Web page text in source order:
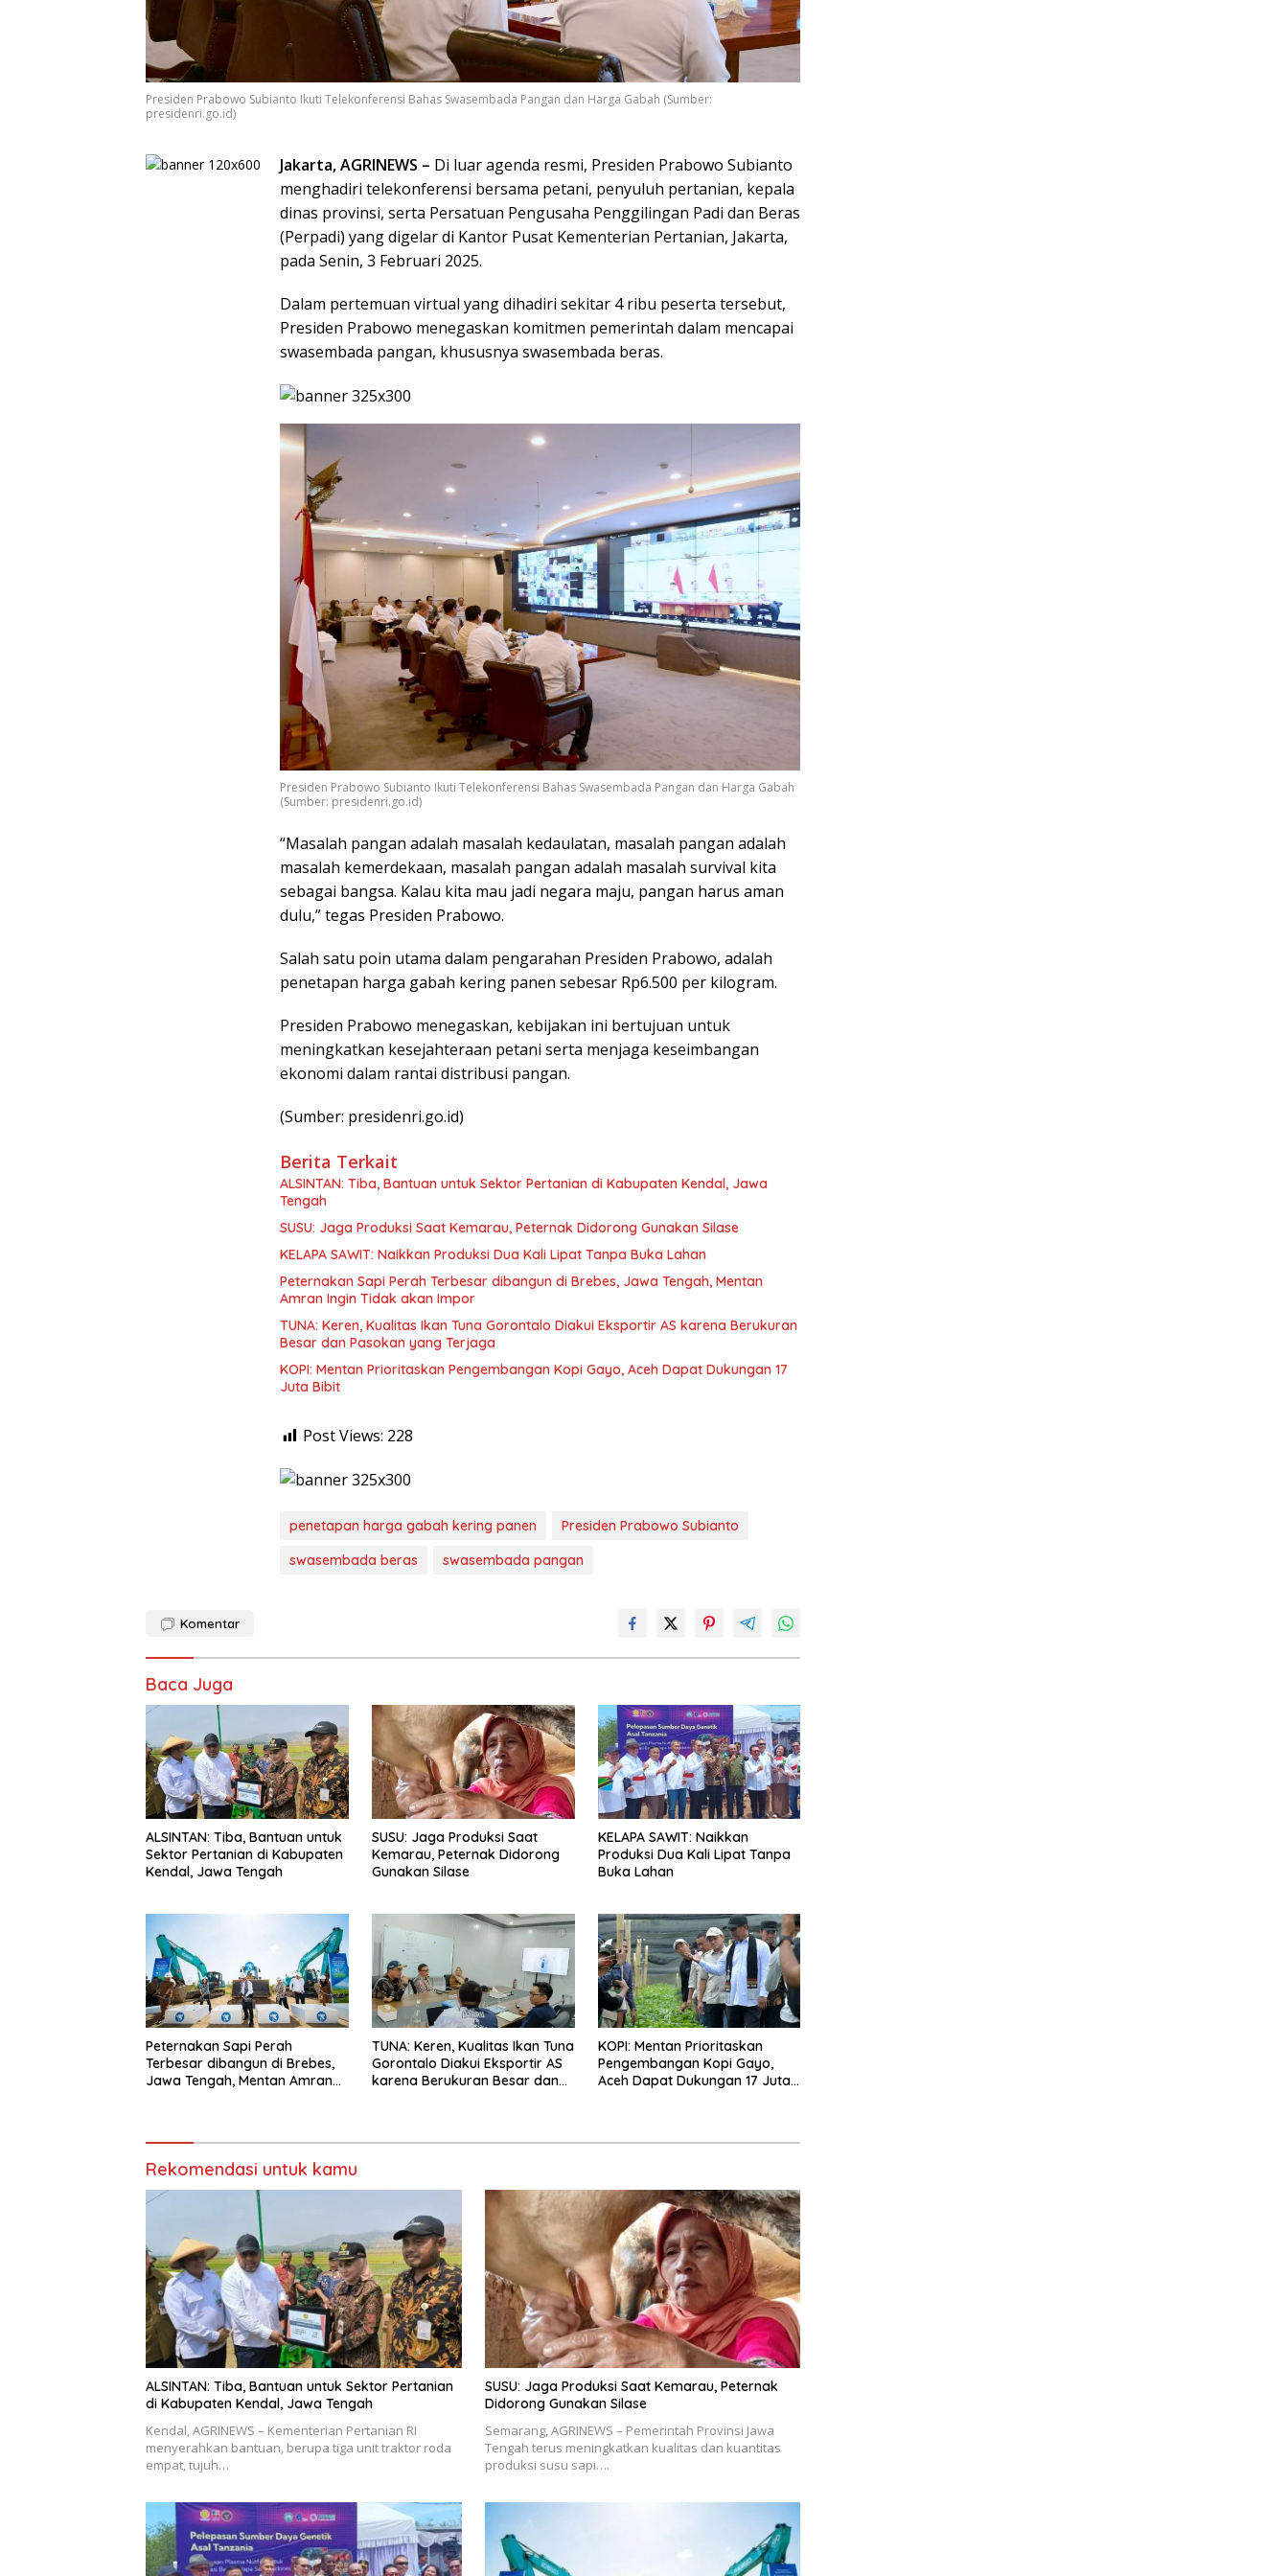
Presiden Prabowo Subianto Ikuti Telekonferensi Bahas Swasembada Pangan dan Harga Gabah (Sumber:
presidenri.go.id)
Jakarta, AGRINEWS – Di luar agenda resmi, Presiden Prabowo Subianto
menghadiri telekonferensi bersama petani, penyuluh pertanian, kepala
dinas provinsi, serta Persatuan Pengusaha Penggilingan Padi dan Beras
(Perpadi) yang digelar di Kantor Pusat Kementerian Pertanian, Jakarta,
pada Senin, 3 Februari 2025.
Dalam pertemuan virtual yang dihadiri sekitar 4 ribu peserta tersebut,
Presiden Prabowo menegaskan komitmen pemerintah dalam mencapai
swasembada pangan, khususnya swasembada beras.
Presiden Prabowo Subianto Ikuti Telekonferensi Bahas Swasembada Pangan dan Harga Gabah
(Sumber: presidenri.go.id)
“Masalah pangan adalah masalah kedaulatan, masalah pangan adalah
masalah kemerdekaan, masalah pangan adalah masalah survival kita
sebagai bangsa. Kalau kita mau jadi negara maju, pangan harus aman
dulu,” tegas Presiden Prabowo.
Salah satu poin utama dalam pengarahan Presiden Prabowo, adalah
penetapan harga gabah kering panen sebesar Rp6.500 per kilogram.
Presiden Prabowo menegaskan, kebijakan ini bertujuan untuk
meningkatkan kesejahteraan petani serta menjaga keseimbangan
ekonomi dalam rantai distribusi pangan.
(Sumber: presidenri.go.id)
Berita Terkait
ALSINTAN: Tiba, Bantuan untuk Sektor Pertanian di Kabupaten Kendal, Jawa
Tengah
SUSU: Jaga Produksi Saat Kemarau, Peternak Didorong Gunakan Silase
KELAPA SAWIT: Naikkan Produksi Dua Kali Lipat Tanpa Buka Lahan
Peternakan Sapi Perah Terbesar dibangun di Brebes, Jawa Tengah, Mentan
Amran Ingin Tidak akan Impor
TUNA: Keren, Kualitas Ikan Tuna Gorontalo Diakui Eksportir AS karena Berukuran
Besar dan Pasokan yang Terjaga
KOPI: Mentan Prioritaskan Pengembangan Kopi Gayo, Aceh Dapat Dukungan 17
Juta Bibit
Post Views: 228
penetapan harga gabah kering panen
Presiden Prabowo Subianto
swasembada beras
swasembada pangan
Komentar
Baca Juga
ALSINTAN: Tiba, Bantuan untuk
Sektor Pertanian di Kabupaten
Kendal, Jawa Tengah
SUSU: Jaga Produksi Saat
Kemarau, Peternak Didorong
Gunakan Silase
KELAPA SAWIT: Naikkan
Produksi Dua Kali Lipat Tanpa
Buka Lahan
Peternakan Sapi Perah
Terbesar dibangun di Brebes,
Jawa Tengah, Mentan Amran
TUNA: Keren, Kualitas Ikan Tuna
Gorontalo Diakui Eksportir AS
karena Berukuran Besar dan
KOPI: Mentan Prioritaskan
Pengembangan Kopi Gayo,
Aceh Dapat Dukungan 17 Juta
Rekomendasi untuk kamu
ALSINTAN: Tiba, Bantuan untuk Sektor Pertanian
di Kabupaten Kendal, Jawa Tengah
Kendal, AGRINEWS – Kementerian Pertanian RI
menyerahkan bantuan, berupa tiga unit traktor roda
empat, tujuh…
SUSU: Jaga Produksi Saat Kemarau, Peternak
Didorong Gunakan Silase
Semarang, AGRINEWS – Pemerintah Provinsi Jawa
Tengah terus meningkatkan kualitas dan kuantitas
produksi susu sapi….